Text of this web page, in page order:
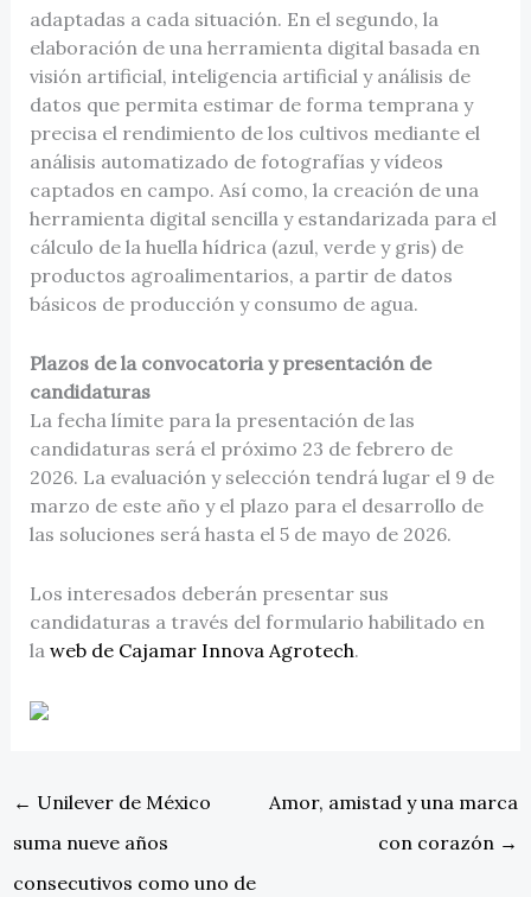
adaptadas a cada situación. En el segundo, la
elaboración de una herramienta digital basada en
visión artificial, inteligencia artificial y análisis de
datos que permita estimar de forma temprana y
precisa el rendimiento de los cultivos mediante el
análisis automatizado de fotografías y vídeos
captados en campo. Así como, la creación de una
herramienta digital sencilla y estandarizada para el
cálculo de la huella hídrica (azul, verde y gris) de
productos agroalimentarios, a partir de datos
básicos de producción y consumo de agua.
Plazos de la convocatoria y presentación de
candidaturas
La fecha límite para la presentación de las
candidaturas será el próximo 23 de febrero de
2026. La evaluación y selección tendrá lugar el 9 de
marzo de este año y el plazo para el desarrollo de
las soluciones será hasta el 5 de mayo de 2026.
Los interesados deberán presentar sus
candidaturas a través del formulario habilitado en
la web de Cajamar Innova Agrotech.
← Unilever de México
suma nueve años
consecutivos como uno de
Amor, amistad y una marca
con corazón →